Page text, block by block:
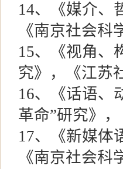
14、《媒介、
《南京社会科
15、《视角、
究》，《江苏
16、《话语、
革命”研究》
17、《新媒体
《南京社会科